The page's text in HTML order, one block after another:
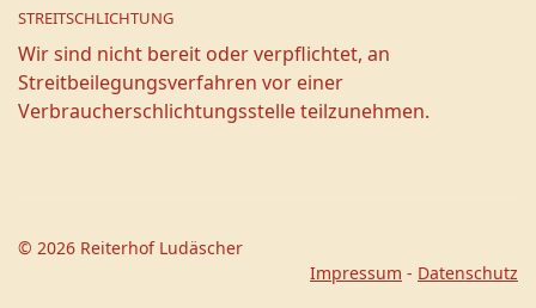
STREITSCHLICHTUNG
Wir sind nicht bereit oder verpflichtet, an
Streitbeilegungsverfahren vor einer
Verbraucherschlichtungsstelle teilzunehmen.
© 2026 Reiterhof Ludäscher
Impressum - Datenschutz